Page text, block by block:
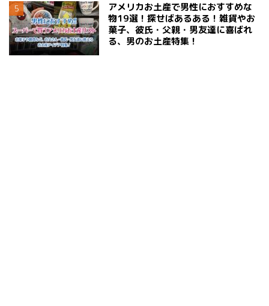
アメリカお土産で男性におすすめな
物19選！探せばあるある！雑貨やお
菓子、彼氏・父親・男友達に喜ばれ
る、男のお土産特集！